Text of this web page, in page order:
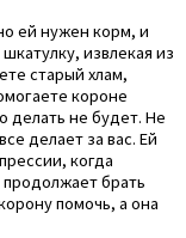
ей нужен корм, и
извлекая из
старый хлам,
короне
делать не будет. Не
делает за вас. Ей
когда
брать
помочь, а она